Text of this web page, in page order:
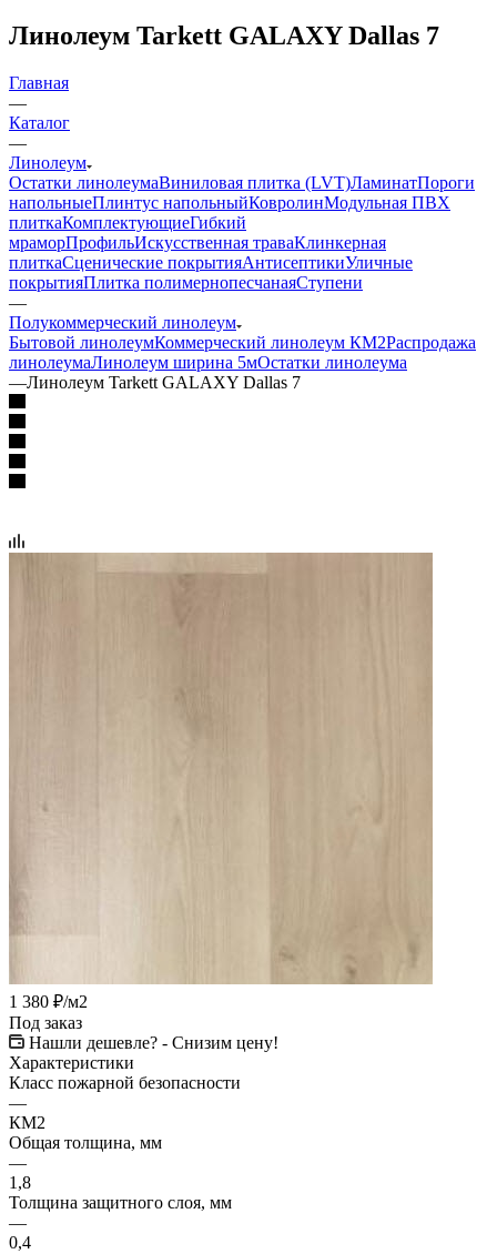
Линолеум Tarkett GALAXY Dallas 7
Главная
—
Каталог
—
Линолеум
Остатки линолеумаВиниловая плитка (LVT)ЛаминатПороги
напольныеПлинтус напольныйКовролинМодульная ПВХ
плиткаКомплектующиеГибкий
мраморПрофильИскусственная траваКлинкерная
плиткаСценические покрытияАнтисептикиУличные
покрытияПлитка полимернопесчанаяСтупени
—
Полукоммерческий линолеум
Бытовой линолеумКоммерческий линолеум КМ2Распродажа
линолеумаЛинолеум ширина 5мОстатки линолеума
—Линолеум Tarkett GALAXY Dallas 7
1 380 ₽/м2
Под заказ
Нашли дешевле? - Снизим цену!
Характеристики
Класс пожарной безопасности
—
КМ2
Общая толщина, мм
—
1,8
Толщина защитного слоя, мм
—
0,4